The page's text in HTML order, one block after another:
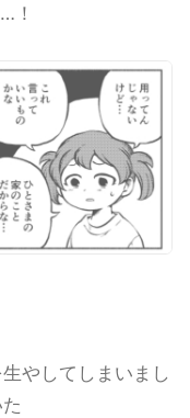
！
やしてしまいまし